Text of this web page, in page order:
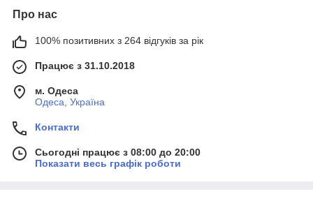
Про нас
100% позитивних з 264 відгуків за рік
Працює з 31.10.2018
м. Одеса
Одеса, Україна
Контакти
Сьогодні працює з 08:00 до 20:00
Показати весь графік роботи